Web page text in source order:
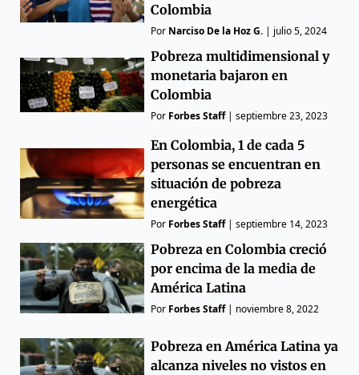
Colombia
Por Narciso De la Hoz G. | julio 5, 2024
Pobreza multidimensional y
monetaria bajaron en
Colombia
Por Forbes Staff|septiembre 23, 2023
En Colombia, 1 de cada 5
personas se encuentran en
situación de pobreza
energética
Por Forbes Staff|septiembre 14, 2023
Pobreza en Colombia creció
por encima de la media de
América Latina
Por Forbes Staff| noviembre 8, 2022
Pobreza en América Latina ya
alcanza niveles no vistos en